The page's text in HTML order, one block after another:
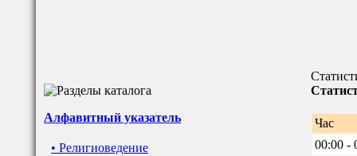
Алфавитный указатель
• Религиоведение
Час
00:00 -